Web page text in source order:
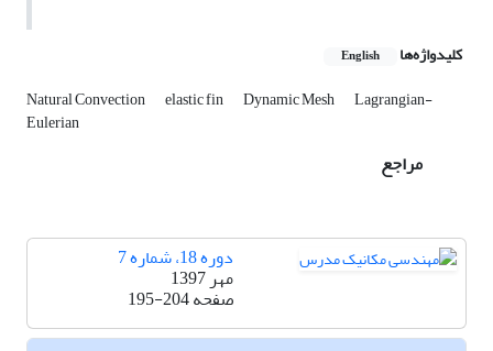
کلیدواژه‌ها English
Natural Convection elastic fin Dynamic Mesh Lagrangian-
Eulerian
مراجع
دوره 18، شماره 7
مهر 1397
صفحه195-204